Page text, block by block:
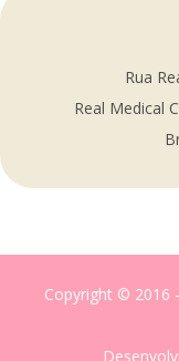
Rua
Real Medical
Copyright © 2016